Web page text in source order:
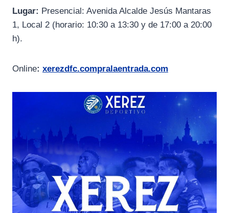
Lugar: Presencial: Avenida Alcalde Jesús Mantaras
1, Local 2 (horario: 10:30 a 13:30 y de 17:00 a 20:00
h).
Online: xerezdfc.compralaentrada.com